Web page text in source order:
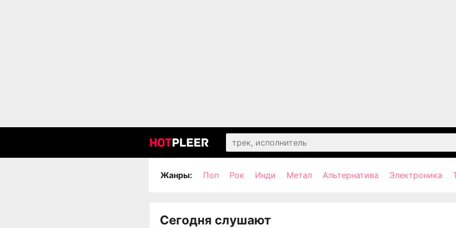
Жанры: Поп Рок Инди Метал Альтернатива Электроника
Сегодня слушают